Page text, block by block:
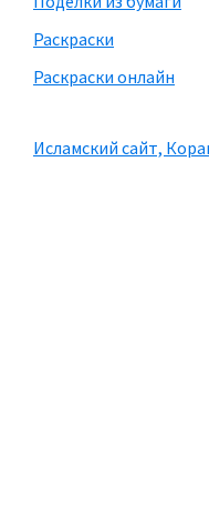
Раскраски
Раскраски онлайн
Исламский сайт,